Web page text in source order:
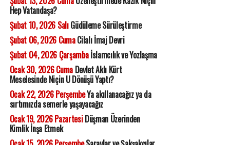
Hep Vatandaşa?
Şubat 10, 2026 SalıGüdüleme Sürüleştirme
Şubat 06, 2026 CumaCilalı İmaj Devri
Şubat 04, 2026 Çarşambaİslamcılık ve Yozlaşma
Ocak 30, 2026 CumaDevlet Aklı Kürt
Meselesinde Niçin U Dönüşü Yaptı?
Ocak 22, 2026 PerşembeYa akıllanacağız ya da
sırtımızda semerle yaşayacağız
Ocak 19, 2026 PazartesiDüşman Üzerinden
Kimlik İnşa Etmek